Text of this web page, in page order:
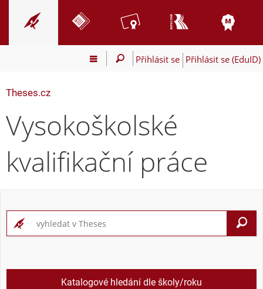
Přihlásit se Přihlásit se (EduID)
Theses.cz
Vysokoškolské
kvalifikační práce
Katalogové hledání dle školy/roku